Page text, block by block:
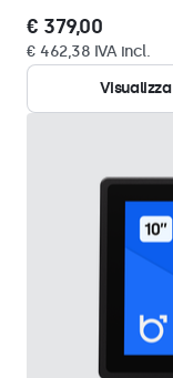
€ 379,00
€ 462,38 IVA incl.
Visualizza